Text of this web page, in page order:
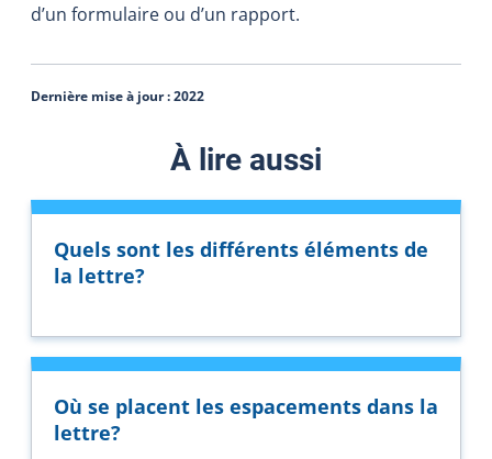
d’un formulaire ou d’un rapport.
Dernière mise à jour :2022
À lire aussi
Quels sont les différents éléments de
la lettre?
Où se placent les espacements dans la
lettre?